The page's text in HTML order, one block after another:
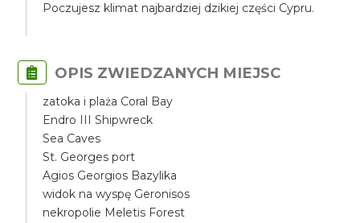
Poczujesz klimat najbardziej dzikiej części Cypru.
OPIS ZWIEDZANYCH MIEJSC
zatoka i plaża Coral Bay
Endro III Shipwreck
Sea Caves
St. Georges port
Agios Georgios Bazylika
widok na wyspę Geronisos
nekropolie Meletis Forest